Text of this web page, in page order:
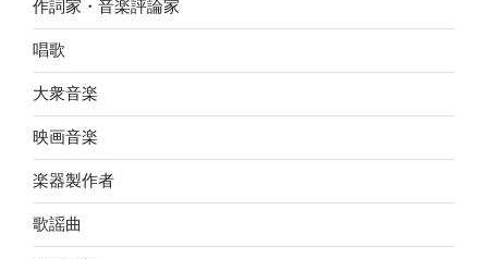
作詞家・音楽評論家
唱歌
大衆音楽
映画音楽
楽器製作者
歌謡曲